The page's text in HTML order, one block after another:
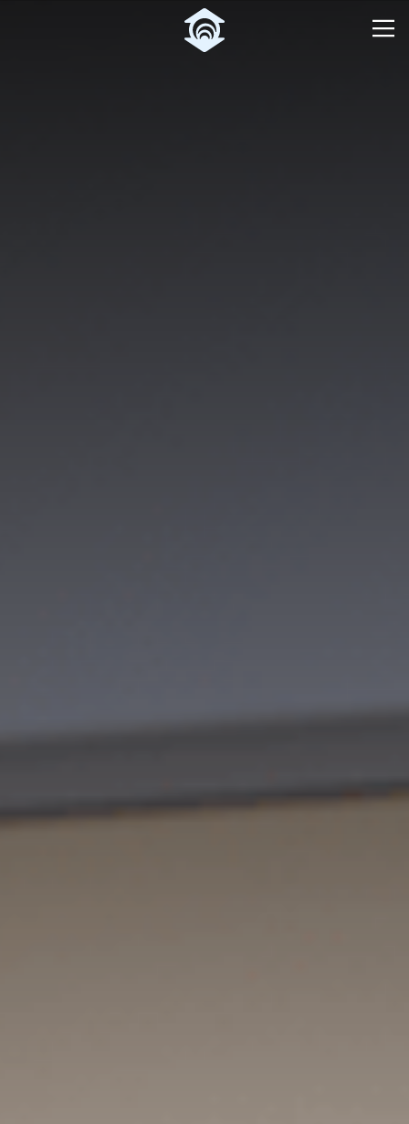
Pular para o Conteúdo principal